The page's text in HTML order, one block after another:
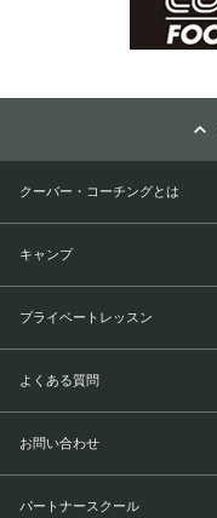
クーバー・コーチングとは
キャンプ
プライベートレッスン
よくある質問
お問い合わせ
パートナースクール